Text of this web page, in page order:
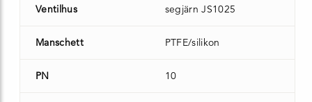
Ventilhus segjärn JS1025
Manschett PTFE/silikon
PN 10